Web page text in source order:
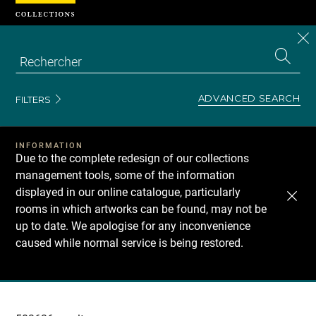
FILTERS ADVANCED SEARCH
INFORMATION
Due to the complete redesign of our collections
management tools, some of the information
displayed in our online catalogue, particularly
rooms in which artworks can be found, may not be
up to date. We apologise for any inconvenience
caused while normal service is being restored.
Recherche
Cookies management panel